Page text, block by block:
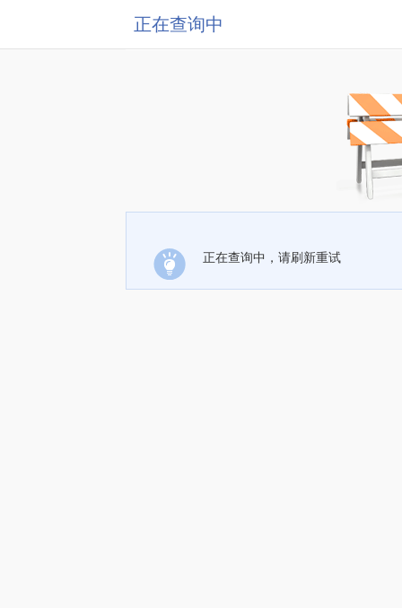
正在查询中
正在查询中，请刷新重试